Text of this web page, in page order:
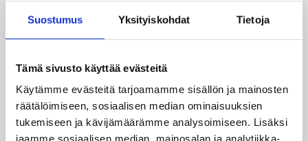
Suostumus Yksityiskohdat Tietoja
Tämä sivusto käyttää evästeitä
Käytämme evästeitä tarjoamamme sisällön ja mainosten
räätälöimiseen, sosiaalisen median ominaisuuksien
tukemiseen ja kävijämäärämme analysoimiseen. Lisäksi